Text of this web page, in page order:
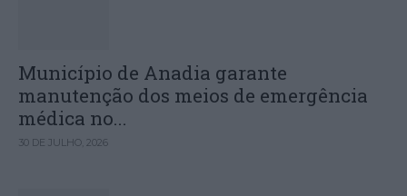
Município de Anadia garante
manutenção dos meios de emergência
médica no...
30 DE JULHO, 2026